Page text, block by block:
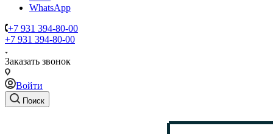
WhatsApp
+7 931 394-80-00
+7 931 394-80-00
Заказать звонок
Войти
Поиск